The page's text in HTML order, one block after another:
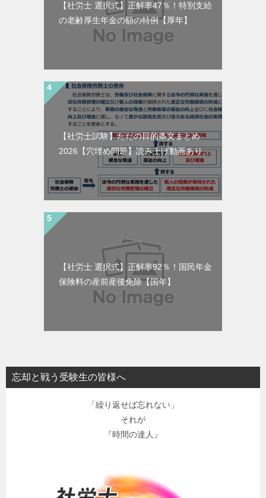
【社労士 選択式】正解率47％！特別支給
の老齢厚生年金の額の特例【厚年】
【社労士試験】ただの目的条文まとめ
2026【穴埋め問題】読み上げ動画あり。
【社労士 選択式】正解率92％！国民年金
保険料の産前産後免除【国年】
忘却と戦う受験生の皆様へ
「繰り返せば忘れない」
それが
『時間の達人』